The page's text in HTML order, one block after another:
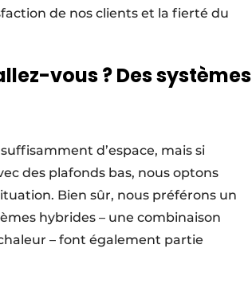
de nos clients et la fierté du
vous ? Des systèmes
d’espace, mais si
des plafonds bas, nous optons
Bien sûr, nous préférons un
hybrides – une combinaison
– font également partie